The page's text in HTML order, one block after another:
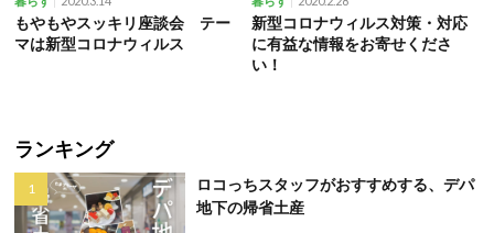
もやもやスッキリ座談会 テー
マは新型コロナウィルス
新型コロナウィルス対策・対応
に有益な情報をお寄せくださ
い！
ランキング
ロコっちスタッフがおすすめする、デパ
地下の帰省土産